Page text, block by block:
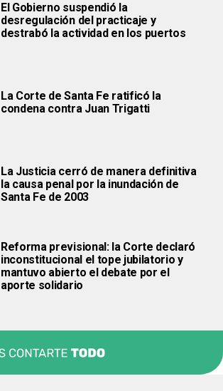
El Gobierno suspendió la
desregulación del practicaje y
destrabó la actividad en los puertos
La Corte de Santa Fe ratificó la
condena contra Juan Trigatti
La Justicia cerró de manera definitiva
la causa penal por la inundación de
Santa Fe de 2003
Reforma previsional: la Corte declaró
inconstitucional el tope jubilatorio y
mantuvo abierto el debate por el
aporte solidario